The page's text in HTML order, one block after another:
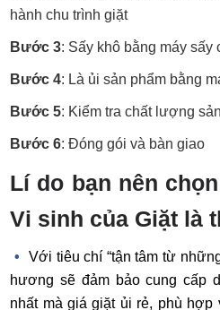
hành chu trình giặt
Bước 3: Sấy khô bằng máy sấy
Bước 4: Là ủi sản phẩm bằng
Bước 5: Kiểm tra chất lượng
Bước 6: Đóng gói và bàn giao
Lí do bạn nên
Vi sinh của Giặt là
Với tiêu chí “tận tâm từ
hương sẽ đảm bảo cung cấp
nhất mà giá giặt ủi rẻ, phù